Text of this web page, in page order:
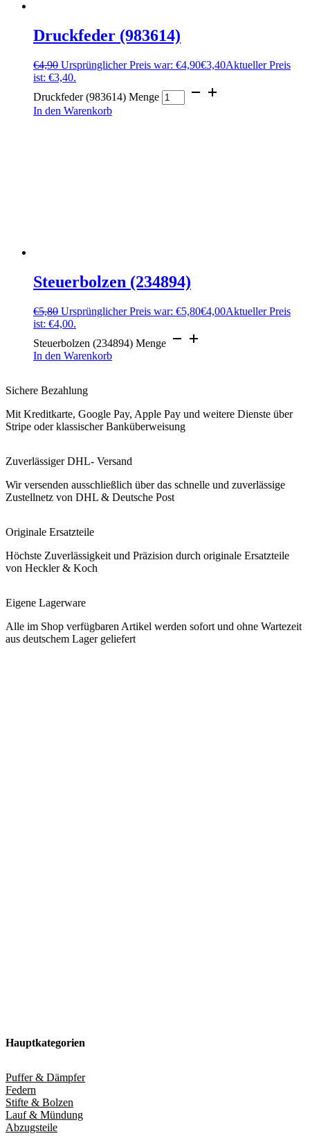
Druckfeder (983614)
€4,90 Ursprünglicher Preis war: €4,90€3,40Aktueller Preis
ist: €3,40.
Druckfeder (983614) Menge
In den Warenkorb
Steuerbolzen (234894)
€5,80 Ursprünglicher Preis war: €5,80€4,00Aktueller Preis
ist: €4,00.
Steuerbolzen (234894) Menge
In den Warenkorb
Sichere Bezahlung
Mit Kreditkarte, Google Pay, Apple Pay und weitere Dienste über
Stripe oder klassischer Banküberweisung
Zuverlässiger DHL- Versand
Wir versenden ausschließlich über das schnelle und zuverlässige
Zustellnetz von DHL & Deutsche Post
Originale Ersatzteile
Höchste Zuverlässigkeit und Präzision durch originale Ersatzteile
von Heckler & Koch
Eigene Lagerware
Alle im Shop verfügbaren Artikel werden sofort und ohne Wartezeit
aus deutschem Lager geliefert
Hauptkategorien
Puffer & Dämpfer
Federn
Stifte & Bolzen
Lauf & Mündung
Abzugsteile